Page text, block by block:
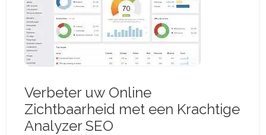
Verbeter uw Online
Zichtbaarheid met een Krachtige
Analyzer SEO